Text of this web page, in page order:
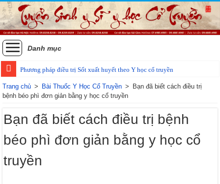
Danh mục
Phương pháp điều trị Sốt xuất huyết theo Y học cổ truyền
Các phương pháp điều trị zona thần kinh bằng Đông y
Trang chủ > Bài Thuốc Y Học Cổ Truyền > Bạn đã biết cách điều trị
bệnh béo phì đơn giản bằng y học cổ truyền
Bạn đã biết cách điều trị bệnh
béo phì đơn giản bằng y học cổ
truyền